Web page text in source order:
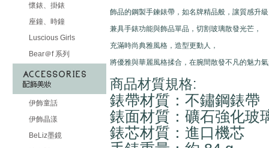
懷錶、掛錶
座鐘、時鐘
Luscious Girls
Bear＠f 系列
伊飾童話
伊飾晶漾
BeLiz墨鏡
飾品的鋼製手鍊錶帶，如名牌精品般，讓質感升
兼具手錶功能與飾品單品，切割玻璃散發光芒，
充滿時尚典雅風格，造型更動人，
將優雅與華麗風格揉合，在腕間散發不凡的魅力
商品材質規格:
錶帶材質：不鏽鋼錶帶
錶面材質：礦石強化玻
錶芯材質：進口機芯